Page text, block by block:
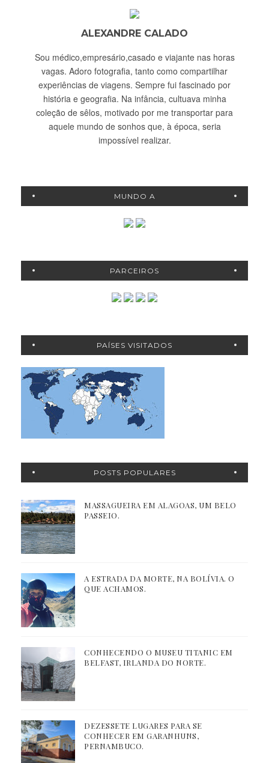
ALEXANDRE CALADO
Sou médico,empresário,casado e viajante nas horas
vagas. Adoro fotografia, tanto como compartilhar
experiências de viagens. Sempre fui fascinado por
história e geografia. Na infância, cultuava minha
coleção de sêlos, motivado por me transportar para
aquele mundo de sonhos que, à época, seria
impossível realizar.
MUNDO A
PARCEIROS
PAÍSES VISITADOS
POSTS POPULARES
MASSAGUEIRA EM ALAGOAS, UM BELO
PASSEIO.
A ESTRADA DA MORTE, NA BOLÍVIA. O
QUE ACHAMOS.
CONHECENDO O MUSEU TITANIC EM
BELFAST, IRLANDA DO NORTE.
DEZESSETE LUGARES PARA SE
CONHECER EM GARANHUNS,
PERNAMBUCO.